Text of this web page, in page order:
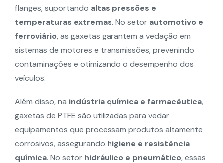
flanges, suportando altas pressões e
temperaturas extremas. No setor automotivo e
ferroviário, as gaxetas garantem a vedação em
sistemas de motores e transmissões, prevenindo
contaminações e otimizando o desempenho dos
veículos.
Além disso, na indústria química e farmacêutica,
gaxetas de PTFE são utilizadas para vedar
equipamentos que processam produtos altamente
corrosivos, assegurando higiene e resistência
química. No setor hidráulico e pneumático, essas